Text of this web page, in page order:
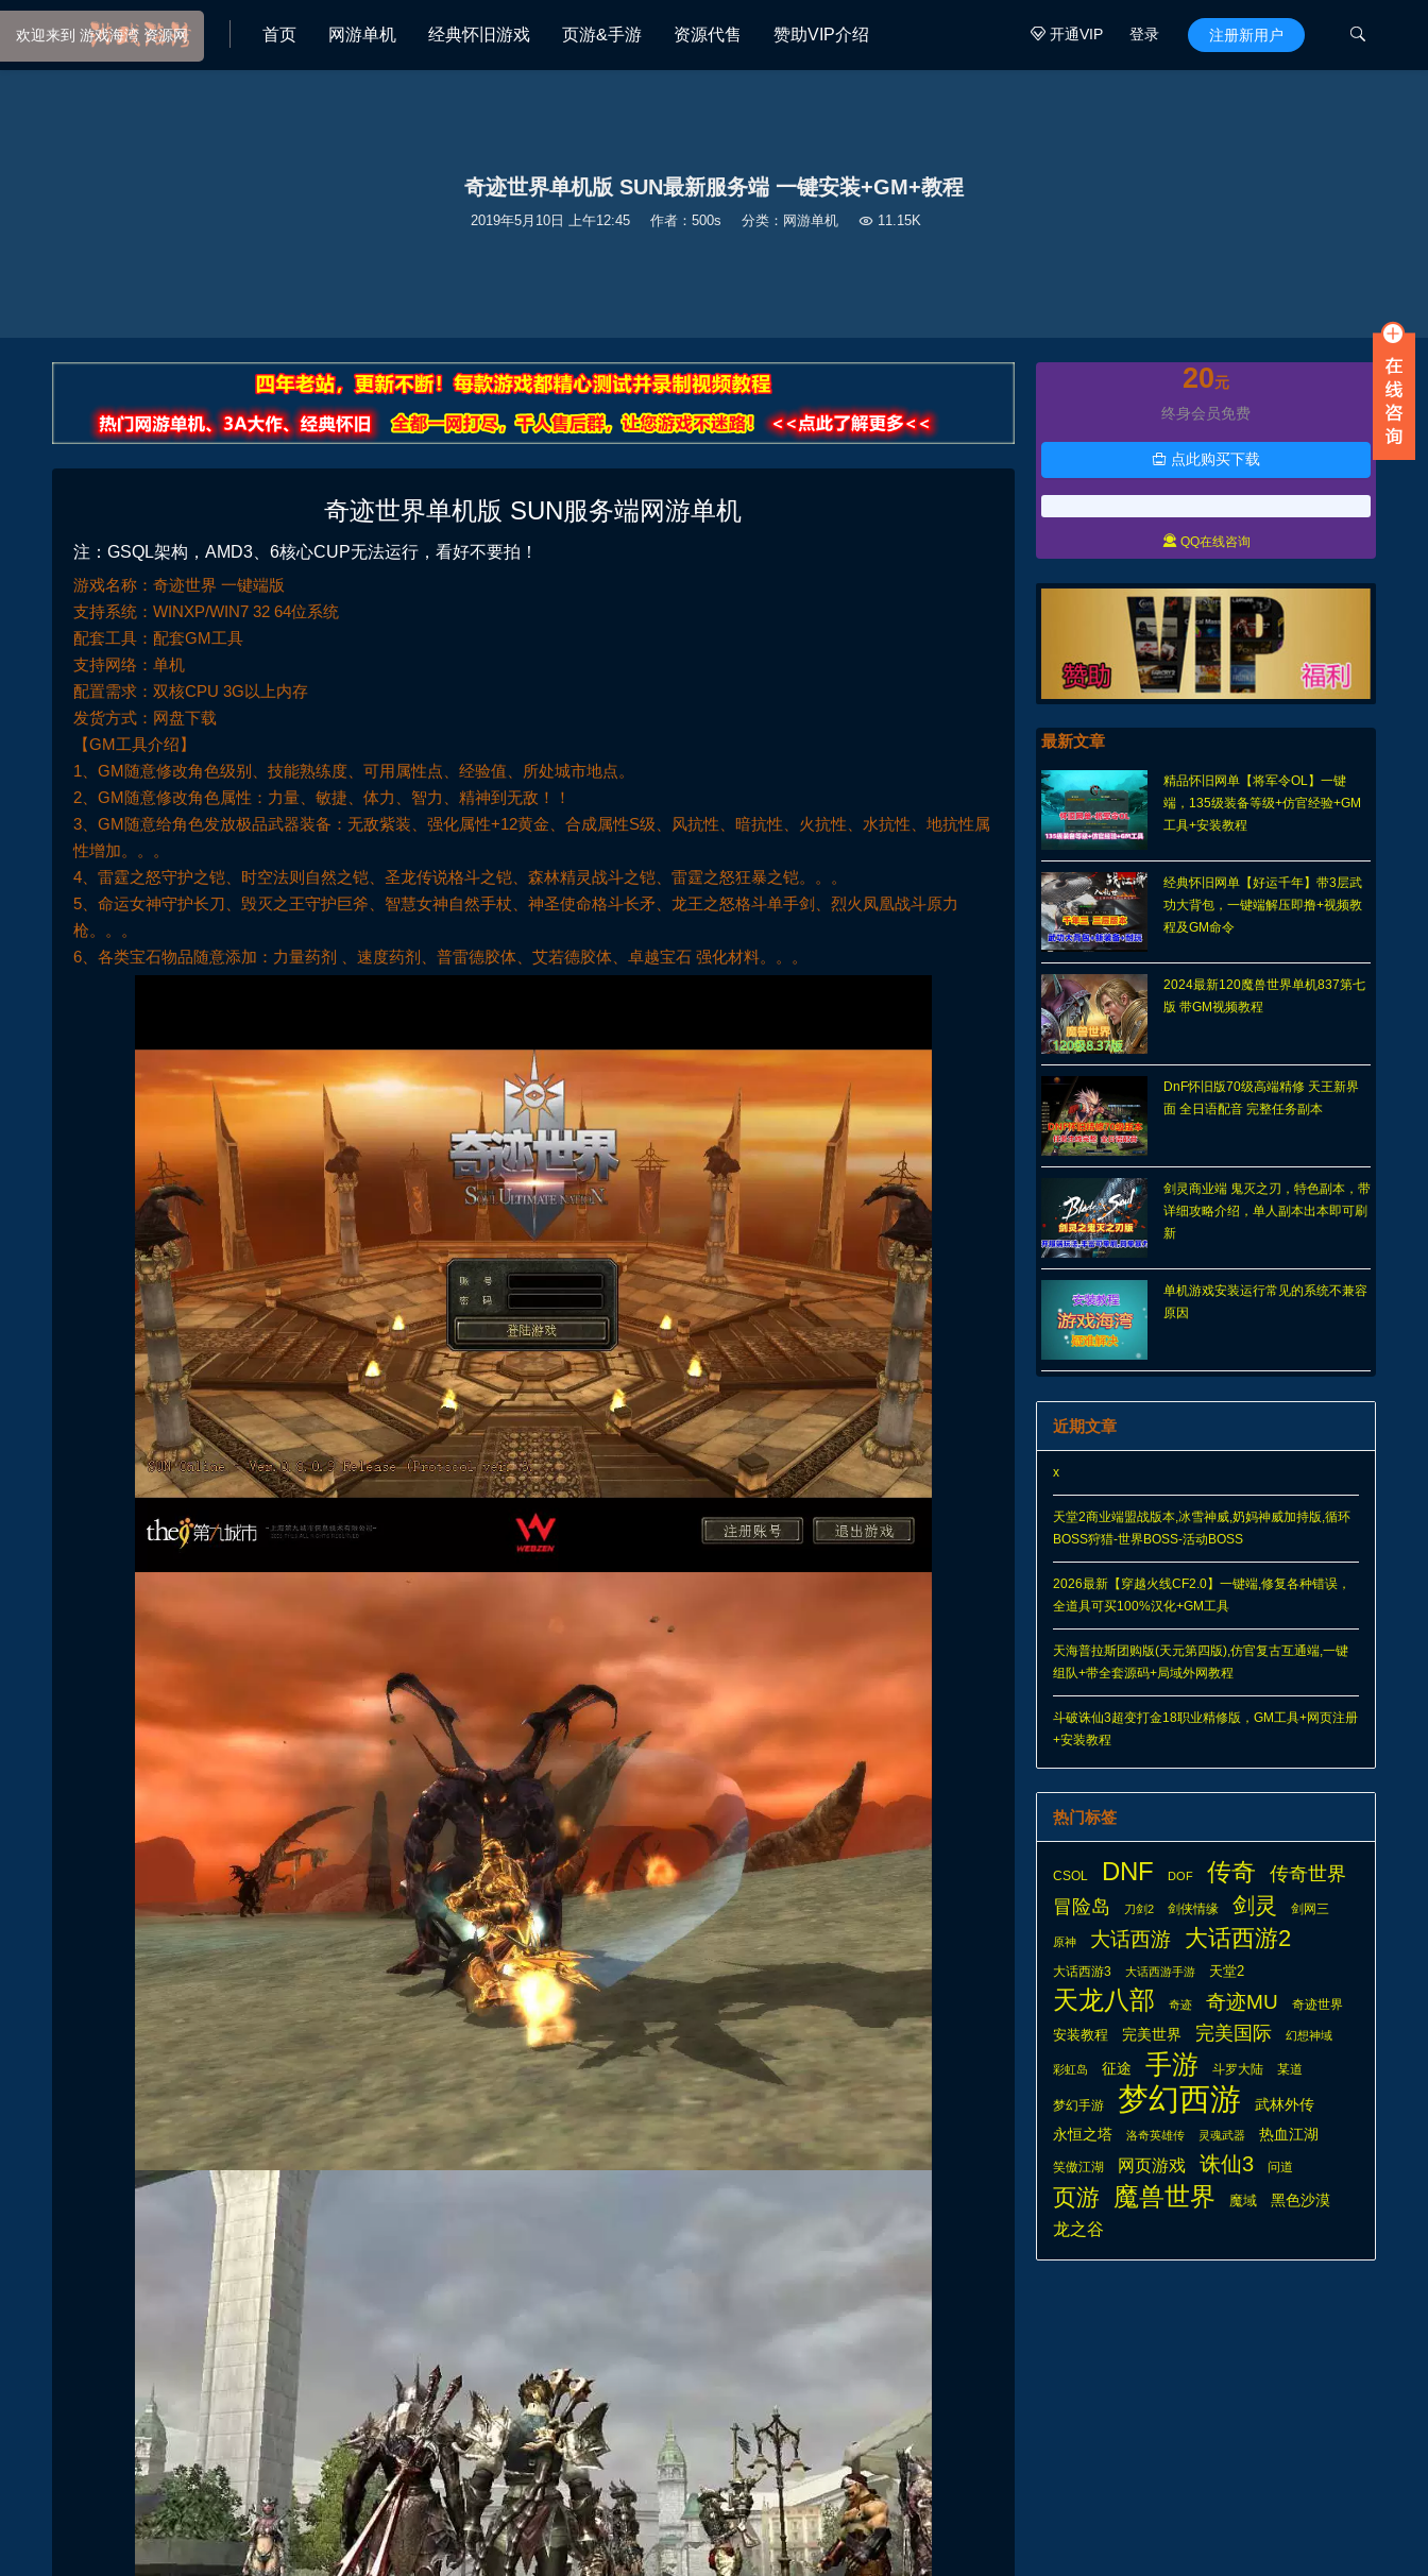
开通VIP 登录 注册新用户 
首页 网游单机 经典怀旧游戏 页游&手游 资源代售 赞助VIP介绍
奇迹世界单机版 SUN最新服务端 一键安装+GM+教程
2019年5月10日 上午12:45 作者：500s 分类： 网游单机  11.15K
奇迹世界单机版 SUN服务端网游单机
注：GSQL架构，AMD3、6核心CUP无法运行，看好不要拍！
游戏名称：奇迹世界 一键端版
支持系统：WINXP/WIN7 32 64位系统
配套工具：配套GM工具
支持网络：单机
配置需求：双核CPU 3G以上内存
发货方式：网盘下载
【GM工具介绍】
1、GM随意修改角色级别、技能熟练度、可用属性点、经验值、所处城市地点。
2、GM随意修改角色属性：力量、敏捷、体力、智力、精神到无敌！！
3、GM随意给角色发放极品武器装备：无敌紫装、强化属性+12黄金、合成属性S级、风抗性、暗抗性、火抗性、水抗性、地抗性属
性增加。。。
4、雷霆之怒守护之铠、时空法则自然之铠、圣龙传说格斗之铠、森林精灵战斗之铠、雷霆之怒狂暴之铠。。。
5、命运女神守护长刀、毁灭之王守护巨斧、智慧女神自然手杖、神圣使命格斗长矛、龙王之怒格斗单手剑、烈火凤凰战斗原力
枪。。。
6、各类宝石物品随意添加：力量药剂 、速度药剂、普雷德胶体、艾若德胶体、卓越宝石 强化材料。。。
20元
终身会员免费
 点此购买下载
 QQ在线咨询
最新文章
精品怀旧网单【将军令OL】一键
端，135级装备等级+仿官经验+GM
工具+安装教程
经典怀旧网单【好运千年】带3层武
功大背包，一键端解压即撸+视频教
程及GM命令
2024最新120魔兽世界单机837第七
版 带GM视频教程
DnF怀旧版70级高端精修 天王新界
面 全日语配音 完整任务副本
剑灵商业端 鬼灭之刃，特色副本，带
详细攻略介绍，单人副本出本即可刷
新
单机游戏安装运行常见的系统不兼容
原因
近期文章
x
天堂2商业端盟战版本,冰雪神威,奶妈神威加持版,循环
BOSS狩猎-世界BOSS-活动BOSS
2026最新【穿越火线CF2.0】一键端,修复各种错误，
全道具可买100%汉化+GM工具
天海普拉斯团购版(天元第四版),仿官复古互通端,一键
组队+带全套源码+局域外网教程
斗破诛仙3超变打金18职业精修版，GM工具+网页注册
+安装教程
热门标签
CSOL DNF DOF 传奇 传奇世界
冒险岛 刀剑2 剑侠情缘 剑灵 剑网三
原神 大话西游 大话西游2
大话西游3 大话西游手游 天堂2
天龙八部 奇迹 奇迹MU 奇迹世界
安装教程 完美世界 完美国际 幻想神域
彩虹岛 征途 手游 斗罗大陆 某道
梦幻手游 梦幻西游
武林外传
永恒之塔
洛奇英雄传 灵魂武器 热血江湖
笑傲江湖 网页游戏 诛仙3 问道
页游 魔兽世界 魔域 黑色沙漠
龙之谷
欢迎来到 游戏海湾 资源网